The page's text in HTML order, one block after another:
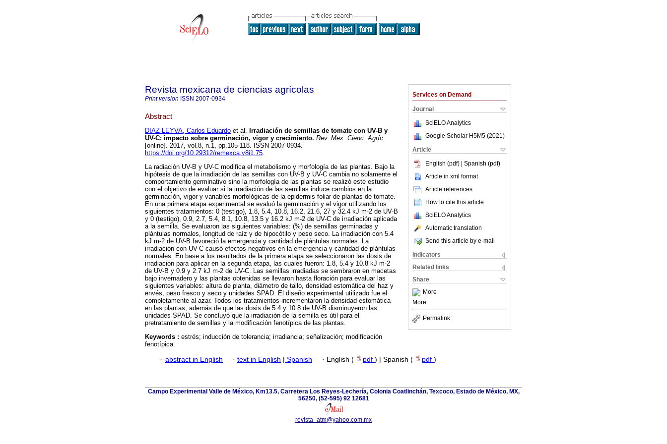
Services on Demand
Journal
SciELO Analytics
Google Scholar H5M5 (2021 )
Article
English (pdf) | Spanish (pdf)
Article in xml format
Article references
How to cite this article
SciELO Analytics
Automatic translation
Send this article by e-mail
Indicators
Related links
Share
More
More
Permalink
Revista mexicana de ciencias agrícolas
Print version ISSN 2007-0934
Abstract
DIAZ-LEYVA, Carlos Eduardo et al. Irradiación de semillas de tomate con UV-B y
UV-C: impacto sobre germinación, vigor y crecimiento. Rev. Mex. Cienc. Agríc
[online]. 2017, vol.8, n.1, pp.105-118. ISSN 2007-0934.
https://doi.org/10.29312/remexca.v8i1.75.
La radiación UV-B y UV-C modifica el metabolismo y morfología de las plantas. Bajo la
hipótesis de que la irradiación de las semillas con UV-B y UV-C cambia no solamente el
comportamiento germinativo sino la morfología de las plantas se realizó este estudio
con el objetivo de evaluar si la irradiación de las semillas induce cambios en la
germinación, vigor y variables morfológicas de la epidermis foliar de plantas de tomate.
En una primera etapa experimental se evaluó la germinación y el vigor utilizando los
siguientes tratamientos: 0 (testigo), 1.8, 5.4, 10.8, 16.2, 21.6, 27 y 32.4 kJ m-2 de UV-B
y 0 (testigo), 0.9, 2.7, 5.4, 8.1, 10.8, 13.5 y 16.2 kJ m-2 de UV-C de irradiación aplicada
a la semilla. Se evaluaron las siguientes variables: (%) de semillas germinadas y
plántulas normales, longitud de raíz y de hipocótilo y peso seco. La irradiación con 5.4
kJ m-2 de UV-B favoreció la emergencia y cantidad de plántulas normales. La
irradiación con UV-C causó efectos negativos en la emergencia y cantidad de plántulas
normales. En base a los resultados de la primera etapa se seleccionaron las dosis de
irradiación para aplicar en la segunda etapa, las cuales fueron: 1.8, 5.4 y 10.8 kJ m-2
de UV-B y 0.9 y 2.7 kJ m-2 de UV-C. Las semillas irradiadas se sembraron en macetas
bajo invernadero y las plantas obtenidas se llevaron hasta floración para evaluar las
siguientes variables: altura de planta, diámetro de tallo, densidad estomática del haz y
envés, peso fresco y seco y unidades SPAD. El diseño experimental utilizado fue el
completamente al azar. Todos los tratamientos incrementaron la densidad estomática
en las plantas, además de que las dosis de 5.4 y 10.8 de UV-B disminuyeron las
unidades SPAD. Se concluyó que la irradiación de la semilla es útil para el
pretratamiento de semillas y la modificación fenotípica de las plantas.
Keywords : estrés; inducción de tolerancia; irradiancia; señalización; modificación
fenotípica.
· abstract in English · text in English | Spanish · English ( pdf ) | Spanish ( pdf )
Campo Experimental Valle de México, Km13.5, Carretera Los Reyes-Lechería, Colonia Coatlinchán, Texcoco, Estado de México, MX,
56250, (52-595) 92 12681
revista_atm@yahoo.com.mx